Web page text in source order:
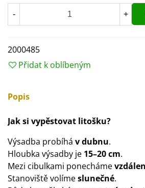
- +
2000485
Přidat k oblíbeným
Popis
Jak si vypěstovat litošku?
Výsadba probíhá v dubnu.
Hloubka výsadby je 15–20 cm.
Mezi cibulkami ponecháme
Stanoviště volímeslunečné.